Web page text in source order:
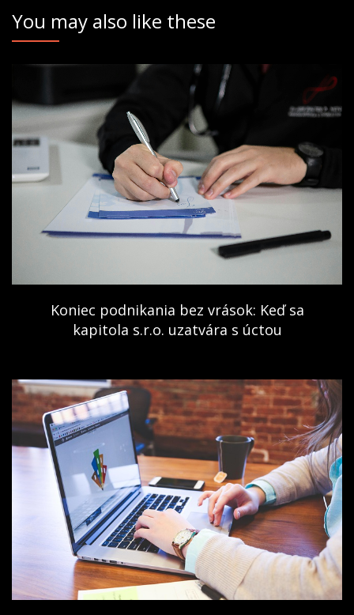
You may also like these
Koniec podnikania bez vrások: Keď sa
kapitola s.r.o. uzatvára s úctou